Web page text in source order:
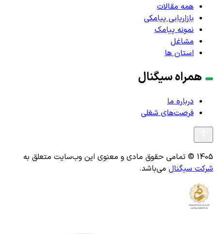
همه مقالات
بازاریابی پیامکی
نمونه پیامک
مشاغل
استان ها
همراه سیگنال
درباره ما
فرصت‌های شغلی
1405 © تمامی حقوق مادی و معنوی این وب‌سایت متعلق به
شرکت سیگنال می‌باشد.